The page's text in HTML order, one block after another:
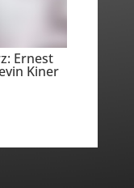
Ernest
Kiner